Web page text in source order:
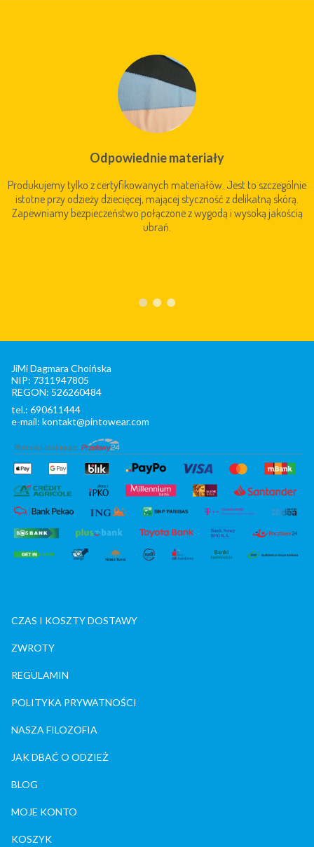
Odpowiednie materiały
Produkujemy tylko z certyfikowanych materiałów. Jest to szczególnie
istotne przy odzieży dziecięcej, mającej styczność z delikatną skórą.
Zapewniamy bezpieczeństwo połączone z wygodą i wysoką jakością
ubrań.
JiMi Dagmara Choińska
NIP: 7311947805
REGON: 526260484
tel.: 690611444
e-mail: kontakt@pintowear.com
CZAS I KOSZTY DOSTAWY
ZWROTY
REGULAMIN
POLITYKA PRYWATNOŚCI
NASZA FILOZOFIA
JAK DBAĆ O ODZIEŻ
BLOG
MOJE KONTO
KOSZYK